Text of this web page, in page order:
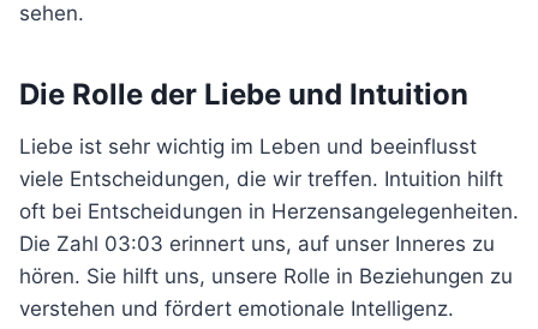
sehen.
Die Rolle der Liebe und Intuition
Liebe ist sehr wichtig im Leben und beeinflusst
viele Entscheidungen, die wir treffen. Intuition hilft
oft bei Entscheidungen in Herzensangelegenheiten.
Die Zahl 03:03 erinnert uns, auf unser Inneres zu
hören. Sie hilft uns, unsere Rolle in Beziehungen zu
verstehen und fördert emotionale Intelligenz.